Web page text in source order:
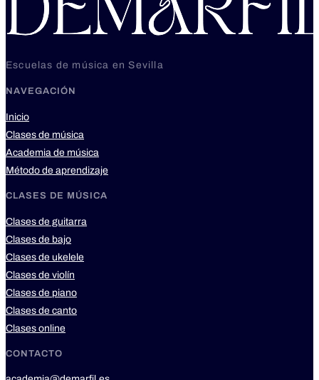
Escuelas de música en Sevilla
NAVEGACIÓN
Inicio
Clases de música
Academia de música
Método de aprendizaje
CLASES DE MÚSICA
Clases de guitarra
Clases de bajo
Clases de ukelele
Clases de violín
Clases de piano
Clases de canto
Clases online
CONTACTO